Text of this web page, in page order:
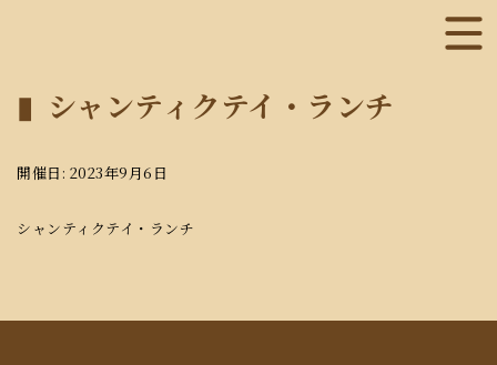
シャンティクテイ・ランチ
開催日: 2023年9月6日
シャンティクテイ・ランチ